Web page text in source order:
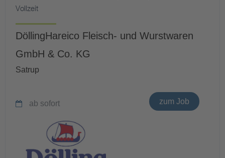
Vollzeit
DöllingHareico Fleisch- und Wurstwaren
GmbH & Co. KG
Satrup
ab sofort zum Job